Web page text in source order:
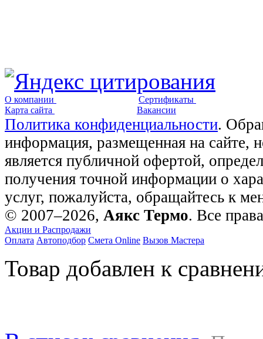
О компании
Сертификаты
Карта сайта
Вакансии
Политика конфиденциальности.
информация, размещенная на сайте,
является публичной офертой,
получения точной информации о
услуг, пожалуйста, обращайтесь к
© 2007–2026, Аякс Термо. Все
Акции и Распродажи
Оплата Автоподбор Смета Online Вызов Мастера
Товар добавлен к